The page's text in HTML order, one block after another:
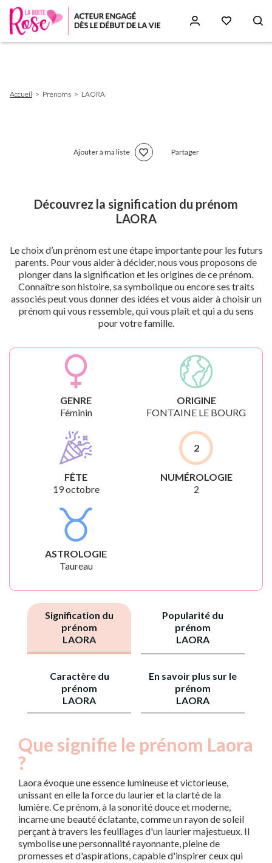
d'Ariane
Accueil Prenoms LAORA
Ajouter à ma liste Partager
Découvrez la signification du prénom
LAORA
Le choix d’un prénom est une étape importante pour les futurs
parents. Pour vous aider à décider, nous vous proposons de
plonger dans la signification et les origines de ce prénom.
Connaître son histoire, sa symbolique ou encore ses traits
associés peut vous donner des idées et vous aider à choisir un
prénom qui vous ressemble, qui vous plaît et qui a du sens
pour votre famille.
GENRE
Féminin
ORIGINE
FONTAINE LE BOURG
FÊTE
19 octobre
2
NUMÉROLOGIE
2
ASTROLOGIE
Taureau
Signification du
prénom
LAORA
Popularité du
prénom
LAORA
Caractère du
prénom
LAORA
En savoir plus sur le
prénom
LAORA
Que signifie le prénom Laora
?
Laora évoque une essence lumineuse et victorieuse,
unissant en elle la force du laurier et la clarté de la
lumière. Ce prénom, à la sonorité douce et moderne,
incarne une beauté éclatante, comme un rayon de soleil
perçant à travers les feuillages d'un laurier majestueux. Il
symbolise une personnalité rayonnante, pleine de
promesses et d'aspirations, capable d'inspirer ceux qui